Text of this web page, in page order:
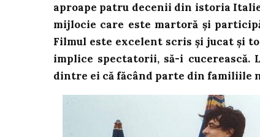
aproape patru decenii din istoria
mijlocie care este martoră și
Filmul este excelent scris și jucat și
implice spectatorii, să-i
dintre ei că făcând parte din familiile